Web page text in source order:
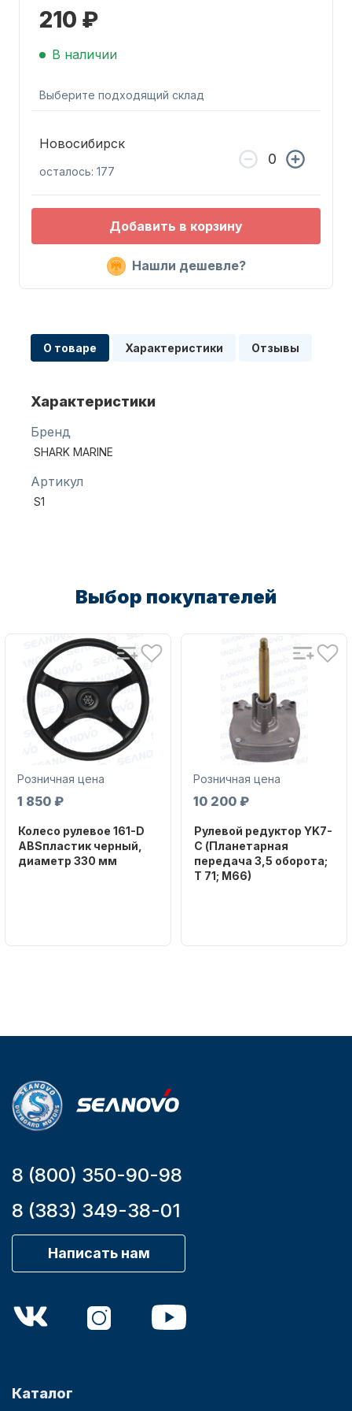
Масла для лодочных моторов
Дистанционное управление
Аксессуары для лодок и
катеров
210 ₽
В наличии
Выберите подходящий склад
Новосибирск
осталось: 177
Добавить в корзину
Нашли дешевле?
О товаре Характеристики Отзывы
Характеристики
Бренд
SHARK MARINE
Артикул
S1
Выбор покупателей
Розничная цена
1 850 ₽
Колесо рулевое 161-D
ABSпластик черный,
диаметр 330 мм
Розничная цена
10 200 ₽
Рулевой редуктор YK7-
C (Планетарная
передача 3,5 оборота;
T 71; M66)
8 (800) 350-90-98
8 (383) 349-38-01
Написать нам
Каталог